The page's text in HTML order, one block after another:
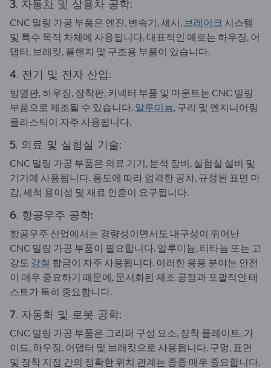
3. 자동차 및 상용차 공학:
CNC 밀링 가공 부품은 엔진, 변속기, 섀시, 브레이크 시스템
및 특수 목적 차체에 사용됩니다. 대표적인 예로는 하우징, 어
댑터, 브래킷, 플랜지 및 구조용 부품이 있습니다.
4. 전기 및 전자 산업:
방열판, 하우징, 장착판, 커넥터 부품 및 마운트는 CNC 밀링
부품으로 제조될 수 있습니다. 알루미늄, 구리 및 엔지니어링
플라스틱이 자주 사용됩니다.
5. 의료 및 실험실 기술:
CNC 밀링 가공 부품은 의료 기기, 분석 장비, 실험실 설비 및
기기에 사용됩니다. 용도에 따라 엄격한 공차, 규정된 표면 마
감, 세척 용이성 및 재료 인증이 요구됩니다.
6. 항공우주 공학:
항공우주 산업에서는 경량성이면서도 내구성이 뛰어난
CNC 밀링 가공 부품이 필요합니다. 알루미늄, 티타늄 또는 고
강도 강철 합금이 자주 사용됩니다. 이러한 응용 분야는 안전
이 매우 중요하기 때문에, 문서화된 제조 공정과 포괄적인 테
스트가 특히 중요합니다.
7. 자동화 및 로봇 공학:
CNC 밀링 가공 부품은 그리퍼 구성 요소, 장착 플레이트, 가
이드, 하우징, 어댑터 및 브래킷으로 사용됩니다. 구멍, 표면
및 장착 지점 간의 정확한 위치 관계는 종종 매우 중요합니다.